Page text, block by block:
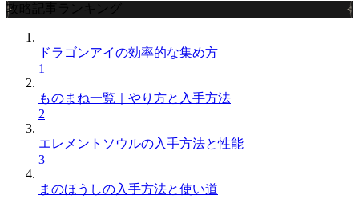
攻略記事ランキング
ドラゴンアイの効率的な集め方
1
ものまね一覧｜やり方と入手方法
2
エレメントソウルの入手方法と性能
3
まのほうしの入手方法と使い道